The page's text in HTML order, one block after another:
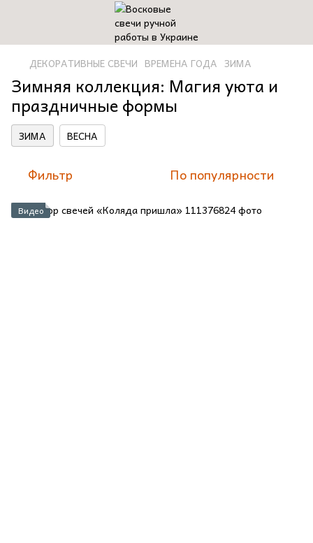
ДЕКОРАТИВНЫЕ СВЕЧИ ВРЕМЕНА ГОДА ЗИМА
Зимняя коллекция: Магия уюта и
праздничные формы
ЗИМА ВЕСНА
Фильтр По популярности
Видео